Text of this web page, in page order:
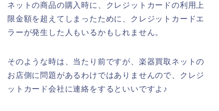
ネットの商品の購入時に、クレジットカードの利用上
限金額を超えてしまったために、クレジットカードエ
ラーが発生した人もいるかもしれません。
そのような時は、当たり前ですが、楽器買取ネットの
お店側に問題があるわけではありませんので、クレジ
ットカード会社に連絡をするといいですよ♪